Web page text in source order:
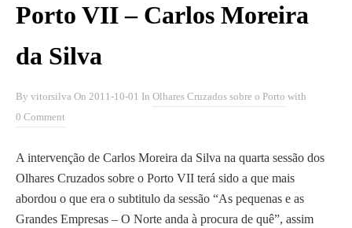
Porto VII – Carlos Moreira
da Silva
By vitorsilva On 2011-10-01 In Olhares Cruzados sobre o Porto with
0 Comment
A intervenção de Carlos Moreira da Silva na quarta sessão dos
Olhares Cruzados sobre o Porto VII terá sido a que mais
abordou o que era o subtitulo da sessão “As pequenas e as
Grandes Empresas – O Norte anda à procura de quê”, assim